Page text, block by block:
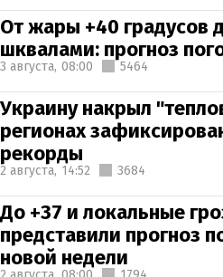
От жары +40 градусов
шквалами: прогноз
3 августа, 08:00 5464
Украину накрыл
регионах
рекорды
2 августа, 14:52 3684
До +37 и локальные
представили прогноз
новой недели